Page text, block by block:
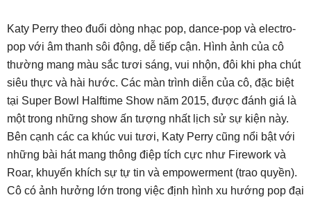
Katy Perry theo đuổi dòng nhạc pop, dance-pop và electro-
pop với âm thanh sôi động, dễ tiếp cận. Hình ảnh của cô
thường mang màu sắc tươi sáng, vui nhộn, đôi khi pha chút
siêu thực và hài hước. Các màn trình diễn của cô, đặc biệt
tại Super Bowl Halftime Show năm 2015, được đánh giá là
một trong những show ấn tượng nhất lịch sử sự kiện này.
Bên cạnh các ca khúc vui tươi, Katy Perry cũng nổi bật với
những bài hát mang thông điệp tích cực như Firework và
Roar, khuyến khích sự tự tin và empowerment (trao quyền).
Cô có ảnh hưởng lớn trong việc định hình xu hướng pop đại